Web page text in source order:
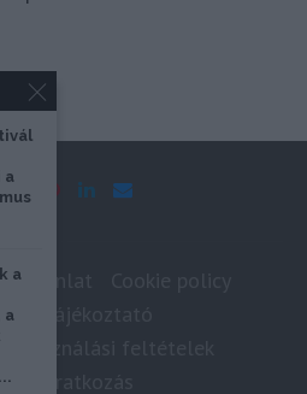
tájékoztató
feltételek
feliratkozás
a
a
a